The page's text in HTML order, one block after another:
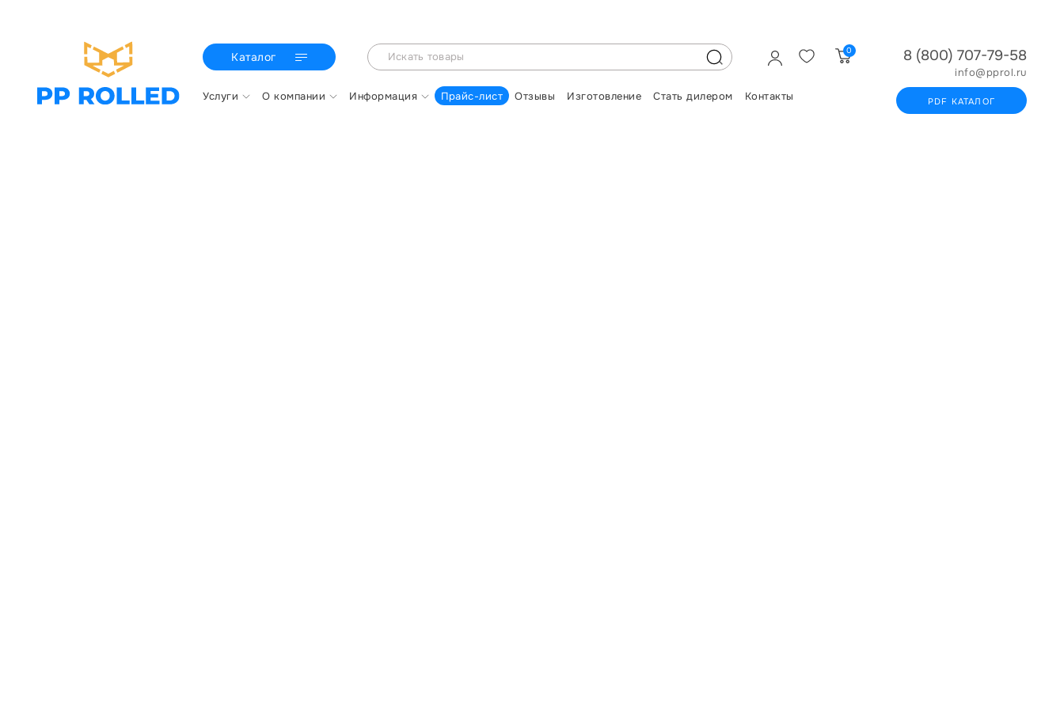
Каталог 0
Услуги О компании Информация Прайс-лист Отзывы Изготовление Стать дилером Контакты
8 (800) 707-79-58
info@pprol.ru
PDF КАТАЛОГ